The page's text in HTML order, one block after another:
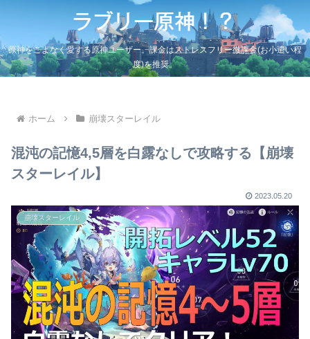
原神をこよなく愛する原神ユーザー。課金はストレスフリー微課金(お小遣い程
度)を推奨。
ホーム 崩壊スターレイル
混沌の記憶4,5層を白露なしで攻略する【崩壊
スターレイル】
2023.05.20
崩壊スターレイル